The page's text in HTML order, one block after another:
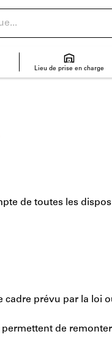
Lieu de prise en charge
de toutes les
prévu par la loi
de